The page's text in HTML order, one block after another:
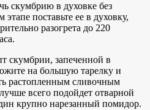
скумбрию в духовке без
поставьте ее в духовку,
разогрета до 220
скумбрии, запеченной в
на большую тарелку и
растопленным сливочным
всего подойдет отварной
крупно нарезанный помидор.